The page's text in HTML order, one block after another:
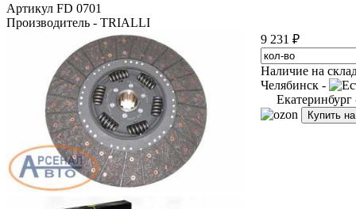
Артикул FD 0701
Производитель - TRIALLI
9 231 ₽
Наличие на
Челябинск -
Купить